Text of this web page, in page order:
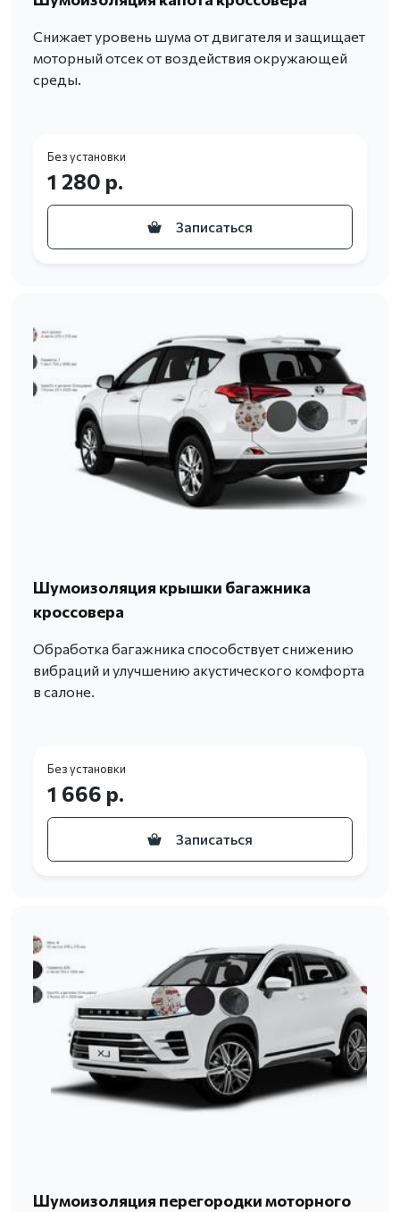
Снижает уровень шума от двигателя и защищает
моторный отсек от воздействия окружающей
среды.
Без установки
1 280 р.
Записаться
Шумоизоляция крышки багажника
кроссовера
Обработка багажника способствует снижению
вибраций и улучшению акустического комфорта
в салоне.
Без установки
1 666 р.
Записаться
Шумоизоляция перегородки моторного